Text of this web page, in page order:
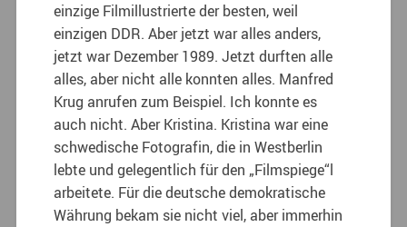
einzige Filmillustrierte der besten, weil
einzigen DDR. Aber jetzt war alles anders,
jetzt war Dezember 1989. Jetzt durften alle
alles, aber nicht alle konnten alles. Manfred
Krug anrufen zum Beispiel. Ich konnte es
auch nicht. Aber Kristina. Kristina war eine
schwedische Fotografin, die in Westberlin
lebte und gelegentlich für den „Filmspiege“l
arbeitete. Für die deutsche demokratische
Währung bekam sie nicht viel, aber immerhin